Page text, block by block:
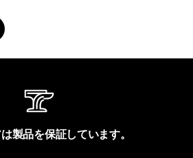
製品を保証しています。